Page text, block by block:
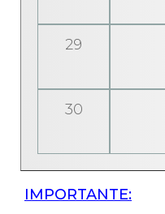
29
30
IMPORTANTE: